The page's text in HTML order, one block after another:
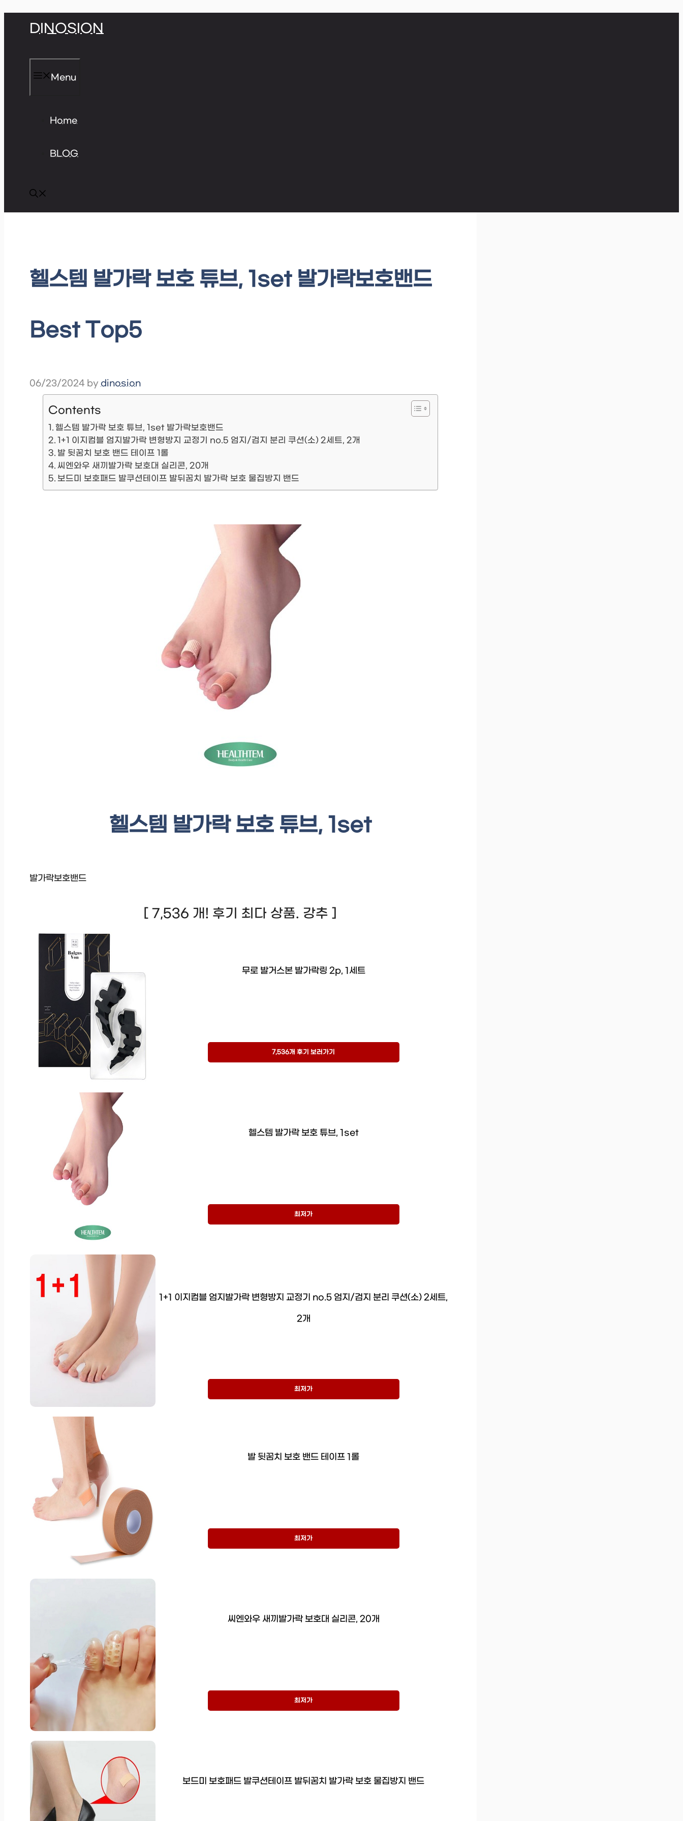
DINOSION
Menu
Home
BLOG
헬스템 발가락 보호 튜브, 1set 발가락보호밴드
Best Top5
06/23/2024 by dinosion
Contents
헬스템 발가락 보호 튜브, 1set 발가락보호밴드
1+1 이지컴블 엄지발가락 변형방지 교정기 no.5 엄지/검지 분리 쿠션(소) 2세트, 2개
발 뒷꿈치 보호 밴드 테이프 1롤
씨엔와우 새끼발가락 보호대 실리콘, 20개
보드미 보호패드 발쿠션테이프 발뒤꿈치 발가락 보호 물집방지 밴드
헬스템 발가락 보호 튜브, 1set
발가락보호밴드
[ 7,536 개! 후기 최다 상품. 강추 ]
무로 발거스본 발가락링 2p, 1세트
7,536개 후기 보러가기
헬스템 발가락 보호 튜브, 1set
최저가
1+1 이지컴블 엄지발가락 변형방지 교정기 no.5 엄지/검지 분리 쿠션(소) 2세트,
2개
최저가
발 뒷꿈치 보호 밴드 테이프 1롤
최저가
씨엔와우 새끼발가락 보호대 실리콘, 20개
최저가
보드미 보호패드 발쿠션테이프 발뒤꿈치 발가락 보호 물집방지 밴드